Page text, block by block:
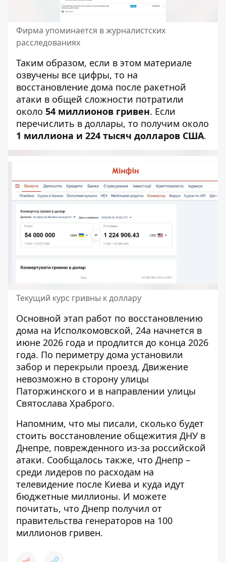
Фирма упоминается в журналистских
расследованиях
Таким образом, если в этом материале
озвучены все цифры, то на
восстановление дома после ракетной
атаки в общей сложности потратили
около 54 миллионов гривен. Если
перечислить в доллары, то получим около
1 миллиона и 224 тысяч долларов США.
Текущий курс гривны к доллару
Основной этап работ по восстановлению
дома на Исполкомовской, 24а начнется в
июне 2026 года и продлится до конца 2026
года. По периметру дома установили
забор и перекрыли проезд. Движение
невозможно в сторону улицы
Паторжинского и в направлении улицы
Святослава Храброго.
Напомним, что мы писали, сколько будет
стоить восстановление общежития ДНУ в
Днепре, поврежденного из-за российской
атаки. Сообщалось также, что Днепр –
среди лидеров по расходам на
телевидение после Киева и куда идут
бюджетные миллионы. И можете
почитать, что Днепр получил от
правительства генераторов на 100
миллионов гривен.